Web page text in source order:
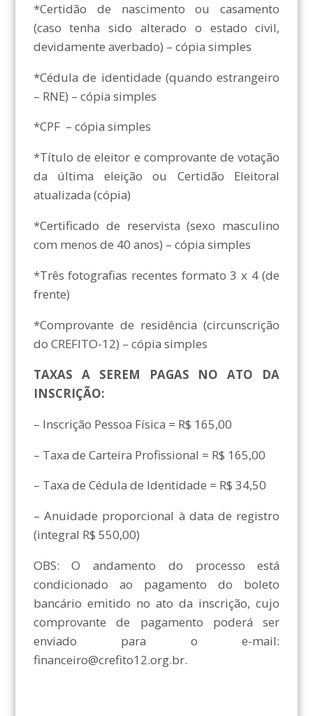
*Certidão de nascimento ou casamento
(caso tenha sido alterado o estado civil,
devidamente averbado) – cópia simples
*Cédula de identidade (quando estrangeiro
– RNE) – cópia simples
*CPF – cópia simples
*Título de eleitor e comprovante de votação
da última eleição ou Certidão Eleitoral
atualizada (cópia)
*Certificado de reservista (sexo masculino
com menos de 40 anos) – cópia simples
*Três fotografias recentes formato 3 x 4 (de
frente)
*Comprovante de residência (circunscrição
do CREFITO-12) – cópia simples
TAXAS A SEREM PAGAS NO ATO DA
INSCRIÇÃO:
– Inscrição Pessoa Física = R$ 165,00
– Taxa de Carteira Profissional = R$ 165,00
– Taxa de Cédula de Identidade = R$ 34,50
– Anuidade proporcional à data de registro
(integral R$ 550,00)
OBS: O andamento do processo está
condicionado ao pagamento do boleto
bancário emitido no ato da inscrição, cujo
comprovante de pagamento poderá ser
enviado para o e-mail:
financeiro@crefito12.org.br.